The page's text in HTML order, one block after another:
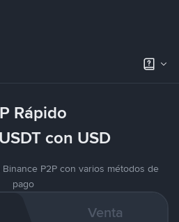
Rápido
con USD
P2P con varios métodos de
pago
Venta